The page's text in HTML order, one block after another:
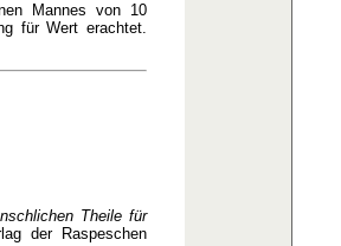
Mannes von 10
für Wert erachtet.
Theile für
der Raspeschen